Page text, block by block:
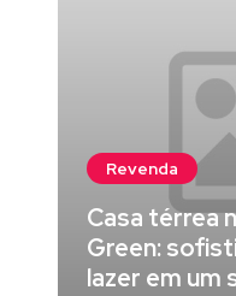
Revenda
Casa térrea
Green:
lazer em um